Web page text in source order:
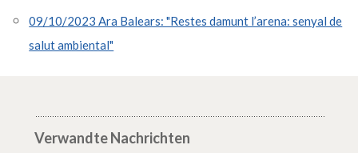
09/10/2023 Ara Balears: "Restes damunt l’arena: senyal de
salut ambiental"
Verwandte Nachrichten